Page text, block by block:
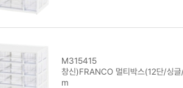
M315415
창신)FRANCO 멀티박스(12단/
m